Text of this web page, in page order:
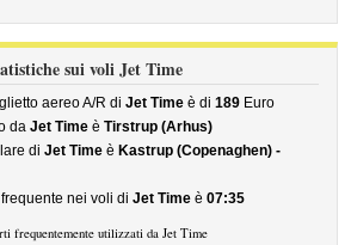
sui voli Jet Time
aereo A/R diJet Time è di189 Euro
daJet Time èTirstrup (Arhus)
diJet Time è Kastrup (Copenaghen) -
nei voli diJet Time è07:35
frequentemente utilizzati da Jet Time